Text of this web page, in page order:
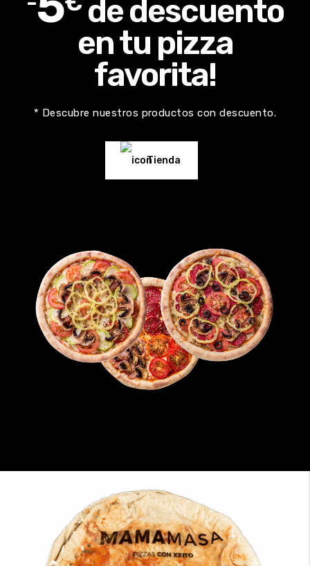
de descuento
en tu pizza
favorita!
* Descubre nuestros productos con descuento.
Tienda